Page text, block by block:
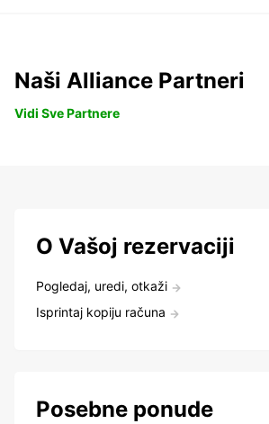
Naši Alliance Partneri
Vidi Sve Partnere
O Vašoj rezervaciji
Pogledaj, uredi, otkaži
Isprintaj kopiju računa
Posebne ponude